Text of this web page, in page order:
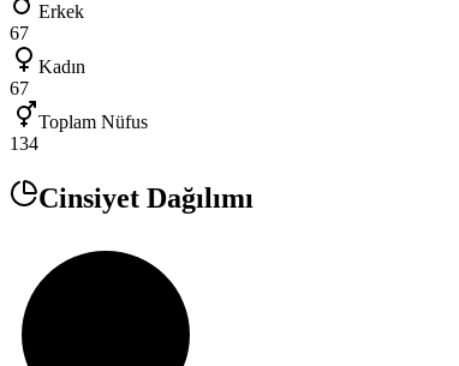
Erkek
67
Kadın
67
Toplam Nüfus
134
Cinsiyet Dağılımı